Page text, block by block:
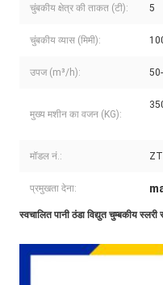
चुंबकीय क्षेत्र की ताकत (टी): 5
चुंबकीय व्यास (मिमी):
उपज (m³/h):
मुख्य मशीन का वजन (KG):
मॉडल नं.:
प्रमुखता देना:
स्वचालित पानी ठंडा विद्युत चुम्बकीय स्लरी